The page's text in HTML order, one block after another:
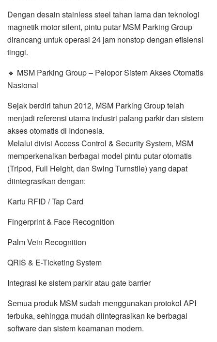
Dengan desain stainless steel tahan lama dan teknologi
magnetik motor silent, pintu putar MSM Parking Group
dirancang untuk operasi 24 jam nonstop dengan efisiensi
tinggi.
🔹 MSM Parking Group – Pelopor Sistem Akses Otomatis
Nasional
Sejak berdiri tahun 2012, MSM Parking Group telah
menjadi referensi utama industri palang parkir dan sistem
akses otomatis di Indonesia.
Melalui divisi Access Control & Security System, MSM
memperkenalkan berbagai model pintu putar otomatis
(Tripod, Full Height, dan Swing Turnstile) yang dapat
diintegrasikan dengan:
Kartu RFID / Tap Card
Fingerprint & Face Recognition
Palm Vein Recognition
QRIS & E-Ticketing System
Integrasi ke sistem parkir atau gate barrier
Semua produk MSM sudah menggunakan protokol API
terbuka, sehingga mudah diintegrasikan ke berbagai
software dan sistem keamanan modern.